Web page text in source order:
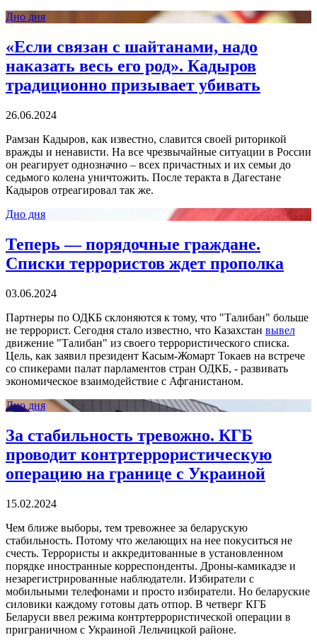
Дно дня
«Если связан с шайтанами, надо
наказать весь его род». Кадыров
традиционно призывает убивать
26.06.2024
Рамзан Кадыров, как известно, славится своей риторикой
вражды и ненависти. На все чрезвычайные ситуации в России
он реагирует однозначно – всех причастных и их семьи до
седьмого колена уничтожить. После теракта в Дагестане
Кадыров отреагировал так же.
Дно дня
Теперь — порядочные граждане.
Списки террористов ждет прополка
03.06.2024
Партнеры по ОДКБ склоняются к тому, что "Талибан" больше
не террорист. Сегодня стало известно, что Казахстан вывел
движение "Талибан" из своего террористического списка.
Цель, как заявил президент Касым-Жомарт Токаев на встрече
со спикерами палат парламентов стран ОДКБ, - развивать
экономическое взаимодействие с Афганистаном.
Дно дня
За стабильность тревожно. КГБ
проводит контртеррористическую
операцию на границе с Украиной
15.02.2024
Чем ближе выборы, тем тревожнее за беларускую
стабильность. Потому что желающих на нее покуситься не
счесть. Террористы и аккредитованные в установленном
порядке иностранные корреспонденты. Дроны-камикадзе и
незарегистрированные наблюдатели. Избиратели с
мобильными телефонами и просто избиратели. Но беларуские
силовики каждому готовы дать отпор. В четверг КГБ
Беларуси ввел режима контртеррористической операции в
приграничном с Украиной Лельчицкой районе.